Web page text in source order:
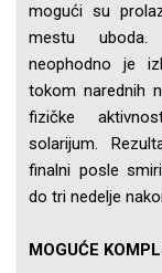
mogući su
mestu
neophodno je
tokom narednih
fizičke
solarijum.
finalni posle
do tri nedelje
MOGUĆE